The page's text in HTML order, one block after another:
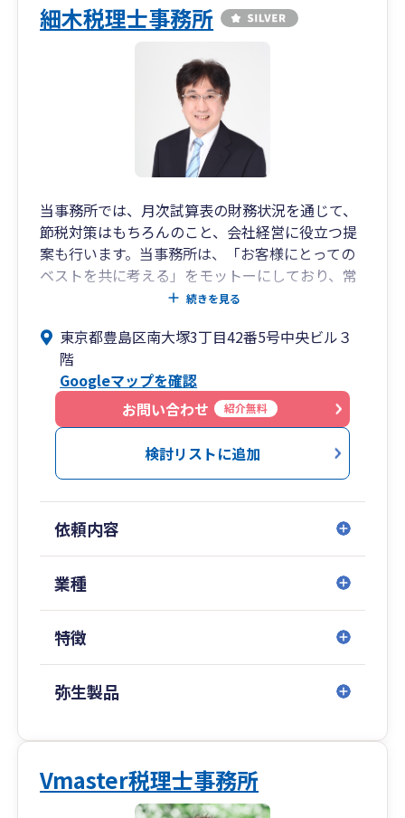
細木税理士事務所
当事務所では、月次試算表の財務状況を通じて、
節税対策はもちろんのこと、会社経営に役立つ提
案も行います。当事務所は、「お客様にとっての
ベストを共に考える」をモットーにしており、常
にお客様の視点に立ち、最適な方法を考え、支援
また、当事務所は、弥生会計はもちろんのこと、
弥生Nextやマネーフォワードなどのクラウド会計
システムを積極的に採用しています。クラウド会
計を使うことで、リアルタイムで財務状況が把握
できるので、スピーディーかつ高品質なサービス
提供が可能となります。
ChatWorkを導入しております。場所を選ばず、い
つでもお客様からの問い合わせを確認できるた
め、レスポンスの速さをご体感いただけると思い
お客様が税理士を選択する上での重要な判断基準
となる税理士報酬については、明確な報酬規定を
設けております。
続きを見る
東京都豊島区南大塚3丁目42番5号中央ビル３
階
Googleマップを確認
お問い合わせ
紹介無料
検討リストに追加
依頼内容
業種
特徴
弥生製品
Vmaster税理士事務所